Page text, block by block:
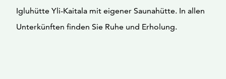
Igluhütte Yli-Kaitala mit eigener Saunahütte. In allen
Unterkünften finden Sie Ruhe und Erholung.